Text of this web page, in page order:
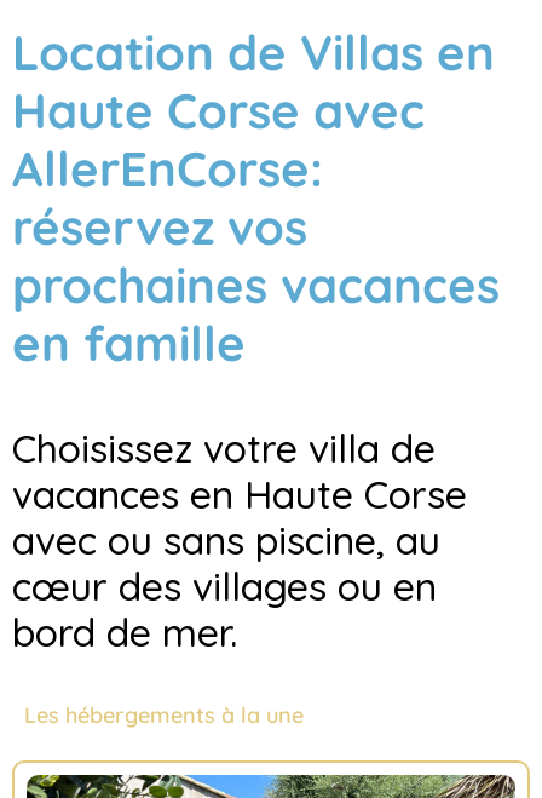
Location de Villas en
Haute Corse avec
AllerEnCorse:
réservez vos
prochaines vacances
en famille
Choisissez votre villa de
vacances en Haute Corse
avec ou sans piscine, au
cœur des villages ou en
bord de mer.
Les hébergements à la une